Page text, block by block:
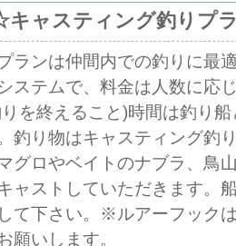
ャスティング釣りプ
ランは仲間内での釣りに最
ステムで、料金は人数に応
を終えること)時間は釣り
釣り物はキャスティング釣
グロやベイトのナブラ、鳥
ャストしていただきます。
て下さい。※ルアーフック
願いします。